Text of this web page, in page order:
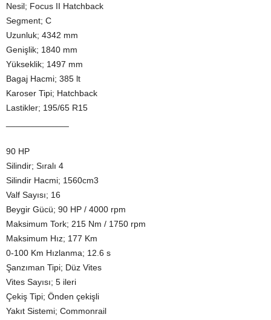
Nesil; Focus II Hatchback
Segment; C
Uzunluk; 4342 mm
Genişlik; 1840 mm
Yükseklik; 1497 mm
Bagaj Hacmi; 385 lt
Karoser Tipi; Hatchback
Lastikler; 195/65 R15
90 HP
Silindir; Sıralı 4
Silindir Hacmi; 1560cm3
Valf Sayısı; 16
Beygir Gücü; 90 HP / 4000 rpm
Maksimum Tork; 215 Nm / 1750 rpm
Maksimum Hız; 177 Km
0-100 Km Hızlanma; 12.6 s
Şanzıman Tipi; Düz Vites
Vites Sayısı; 5 ileri
Çekiş Tipi; Önden çekişli
Yakıt Sistemi; Commonrail